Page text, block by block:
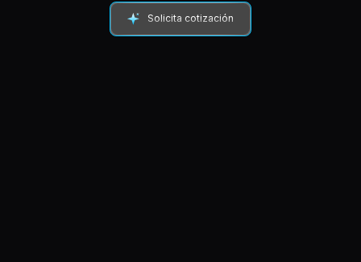
Solicita cotización